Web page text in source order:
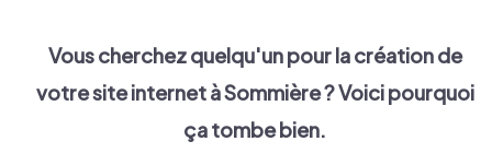
Vous cherchez quelqu'un pour la création de
votre site internet àSommière? Voici pourquoi
ça tombe bien.